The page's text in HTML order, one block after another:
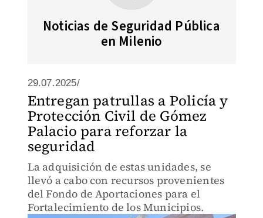
Noticias de Seguridad Pública
en Milenio
29.07.2025/
Entregan patrullas a Policía y
Protección Civil de Gómez
Palacio para reforzar la
seguridad
La adquisición de estas unidades, se
llevó a cabo con recursos provenientes
del Fondo de Aportaciones para el
Fortalecimiento de los Municipios.